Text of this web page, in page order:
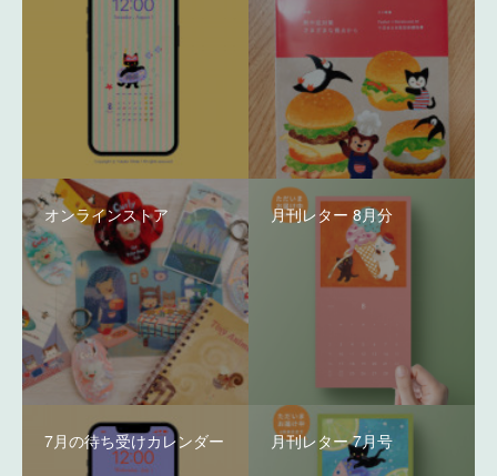
オンラインストア 月刊レター 8月分
7月の待ち受けカレンダー 月刊レター 7月号